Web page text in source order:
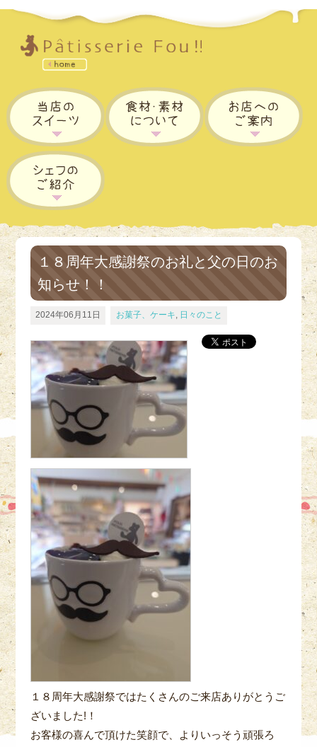
１８周年大感謝祭のお礼と父の日のお
知らせ！！
2024年06月11日 お菓子、ケーキ, 日々のこと
１８周年大感謝祭ではたくさんのご来店ありがとうご
ざいました!！
お客様の喜んで頂けた笑顔で、よりいっそう頑張ろ